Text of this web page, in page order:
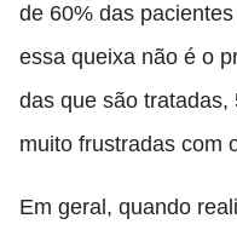
de 60% das
essa queixa não é o
das que são
muito frustradas com
Em geral, quando